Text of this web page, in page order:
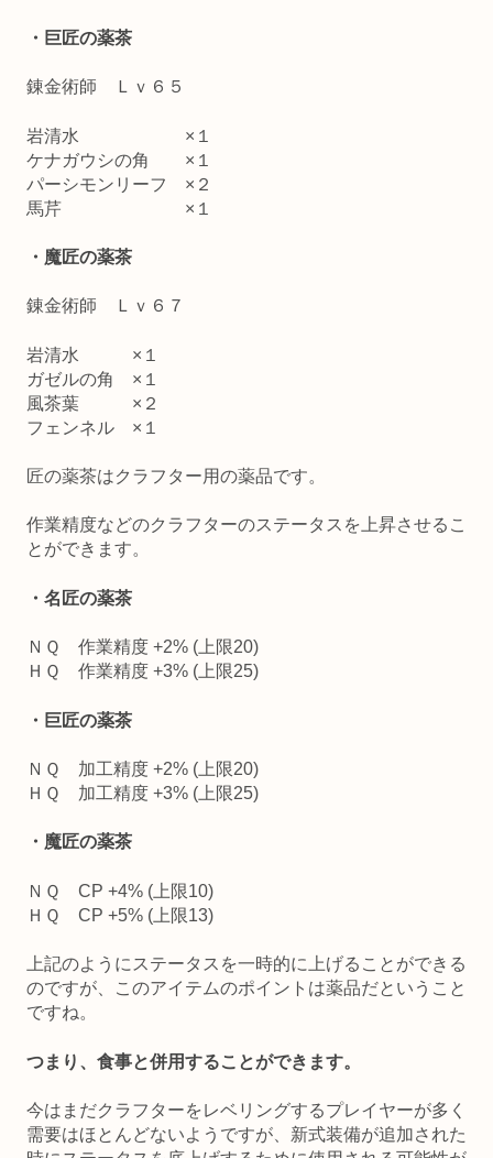
・巨匠の薬茶
錬金術師 Ｌｖ６５
岩清水 ×１
ケナガウシの角 ×１
パーシモンリーフ ×２
馬芹 ×１
・魔匠の薬茶
錬金術師 Ｌｖ６７
岩清水 ×１
ガゼルの角 ×１
風茶葉 ×２
フェンネル ×１
匠の薬茶はクラフター用の薬品です。
作業精度などのクラフターのステータスを上昇させるこ
とができます。
・名匠の薬茶
ＮＱ 作業精度 +2% (上限20)
ＨＱ 作業精度 +3% (上限25)
・巨匠の薬茶
ＮＱ 加工精度 +2% (上限20)
ＨＱ 加工精度 +3% (上限25)
・魔匠の薬茶
ＮＱ CP +4% (上限10)
ＨＱ CP +5% (上限13)
上記のようにステータスを一時的に上げることができる
のですが、このアイテムのポイントは薬品だということ
ですね。
つまり、食事と併用することができます。
今はまだクラフターをレベリングするプレイヤーが多く
需要はほとんどないようですが、新式装備が追加された